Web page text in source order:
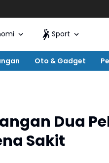
Sport
Oto & Gadget
Dua
Sakit